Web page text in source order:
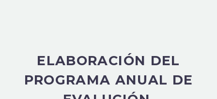
ELABORACIÓN DEL
PROGRAMA ANUAL DE